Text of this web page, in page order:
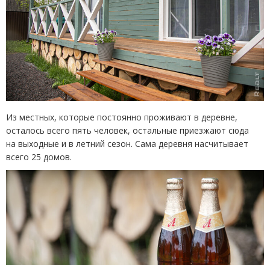
Из местных, которые постоянно проживают в деревне,
осталось всего пять человек, остальные приезжают сюда
на выходные и в летний сезон. Сама деревня насчитывает
всего 25 домов.